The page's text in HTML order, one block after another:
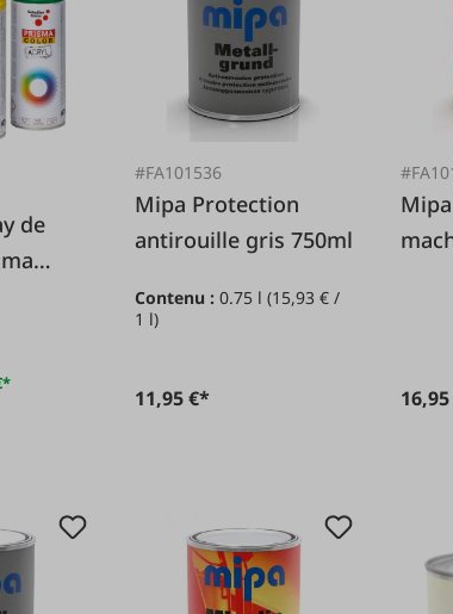
#FA101536
Mipa Protection
antirouille gris 750ml
Contenu :0.75 l(15,93 € /
1 l)
11,95 €*
Mipa Peinture